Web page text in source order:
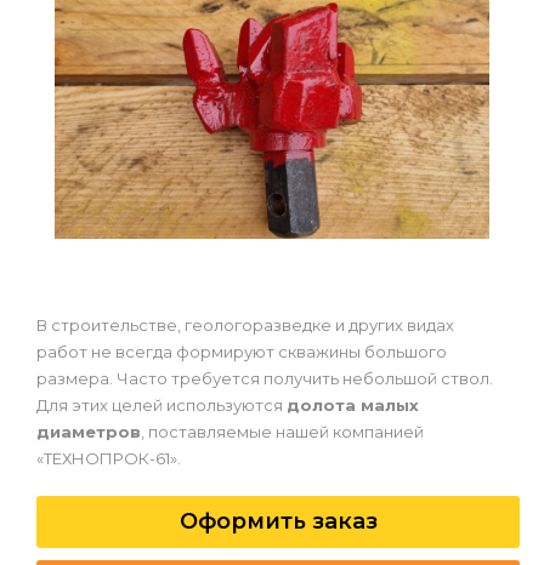
В строительстве, геологоразведке и других видах
работ не всегда формируют скважины большого
размера. Часто требуется получить небольшой ствол.
Для этих целей используются долота малых
диаметров, поставляемые нашей компанией
«ТЕХНОПРОК-61».
Оформить заказ